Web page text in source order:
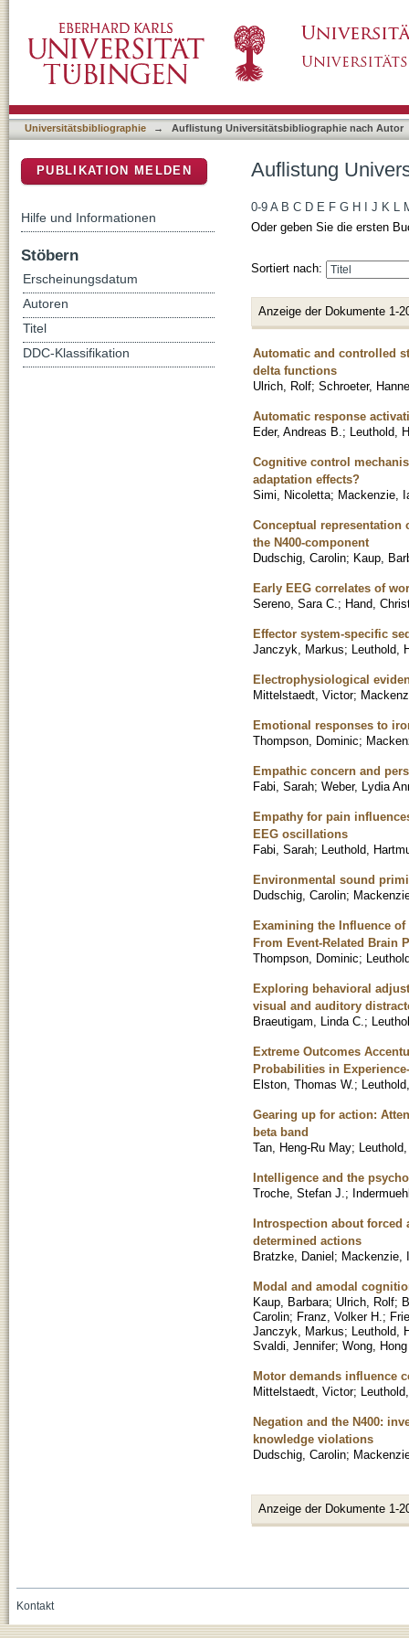
Universitätsbibliographie → Auflistung Universitätsbibliographie nach Autor
Auflistung
0-9 A B C D E F G H J K L
Oder geben Sie die ersten
Sortiert nach:
Anzeige der Dokumente 1-
Automatic and controlled
delta functions
Ulrich, Rolf; Schroeter,
Automatic response
Eder, Andreas B. ; Leuthold,
Cognitive control
adaptation effects?
Simi, Nicoletta; Mackenzie,
Conceptual
the N400-component
Dudschig, Carolin; Kaup,
Early EEG correlates of
Sereno, Sara C. ; Hand,
Effector system-specific
Janczyk, Markus; Leuthold,
Electrophysiological
Mittelstaedt, Victor;
Emotional responses to
Thompson, Dominic;
Empathic concern and
Fabi, Sarah; Weber, Lydia
Empathy for pain
EEG oscillations
Fabi, Sarah; Leuthold,
Environmental sound
Dudschig, Carolin;
Examining the Influence
From Event-Related Brain
Thompson, Dominic;
Exploring behavioral
visual and auditory
Braeutigam, Linda C. ;
Extreme Outcomes
Probabilities in
Elston, Thomas W. ;
Gearing up for action:
beta band
Tan, Heng-Ru May;
Intelligence and the
Troche, Stefan J. ;
Introspection about forced
determined actions
Bratzke, Daniel; Mackenzie,
Modal and amodal
Kaup, Barbara; Ulrich, Rolf;
Carolin; Franz, Volker H. ;
Janczyk, Markus; Leuthold,
Svaldi, Jennifer; Wong,
Motor demands influence
Mittelstaedt, Victor;
Negation and the N400:
knowledge violations
Dudschig, Carolin;
Anzeige der Dokumente 1-
PUBLIKATION MELDEN
Hilfe und Informationen
Stöbern
Erscheinungsdatum
Autoren
Titel
DDC-Klassifikation
Kontakt